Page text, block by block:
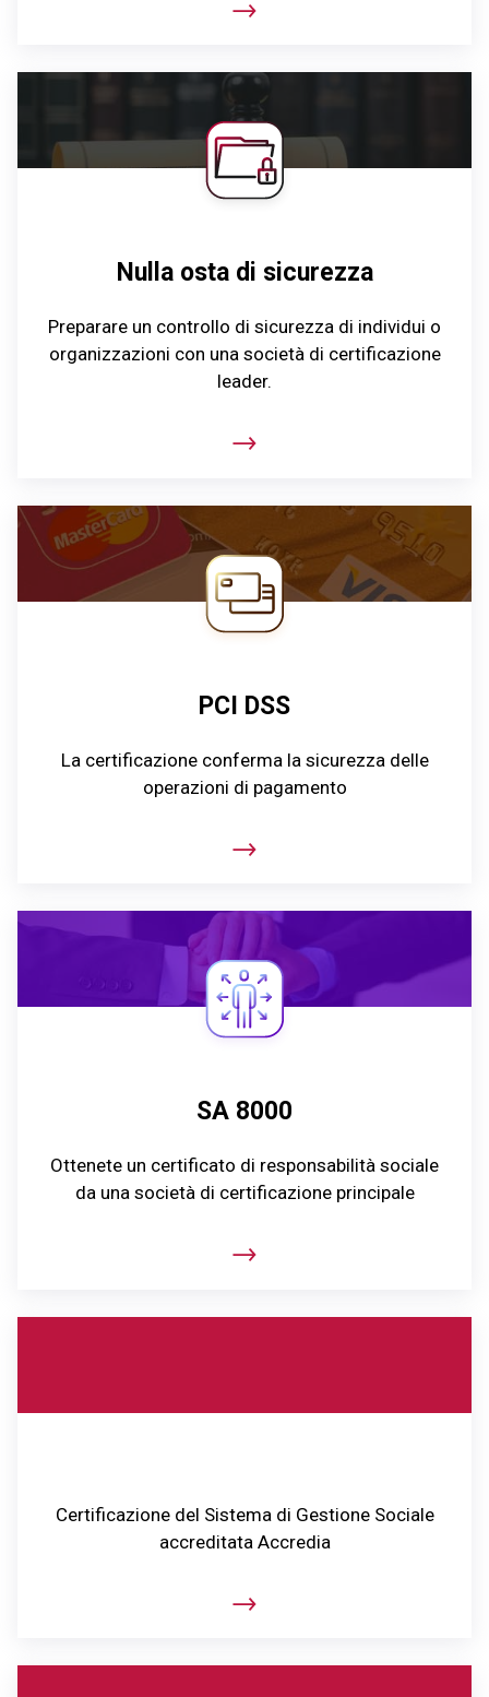
Nulla osta di sicurezza
Preparare un controllo di sicurezza di individui o
organizzazioni con una società di certificazione
leader.
PCI DSS
La certificazione conferma la sicurezza delle
operazioni di pagamento
SA 8000
Ottenete un certificato di responsabilità sociale
da una società di certificazione principale
Certificazione del Sistema di Gestione Sociale
accreditata Accredia